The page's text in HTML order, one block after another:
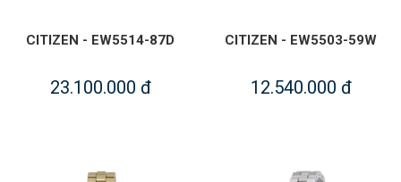
CITIZEN - EW5514-87D
23.100.000 đ
CITIZEN - EW5503-59W
12.540.000 đ